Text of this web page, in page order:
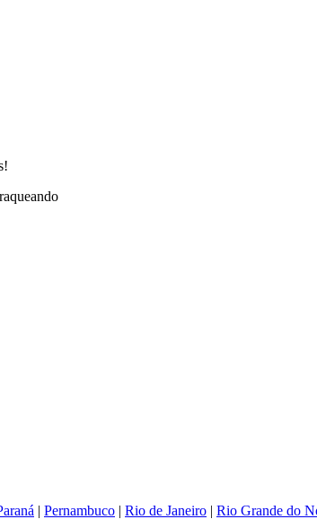
| Pernambuco | Rio de Janeiro | Rio Grande do